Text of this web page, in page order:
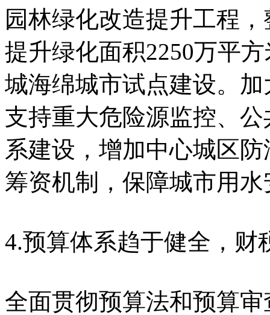
园林绿化改造提升工程
提升绿化面积2250万平
城海绵城市试点建设。
支持重大危险源监控、
系建设，增加中心城区
筹资机制，保障城市用水
4.预算体系趋于健全，财
全面贯彻预算法和预算